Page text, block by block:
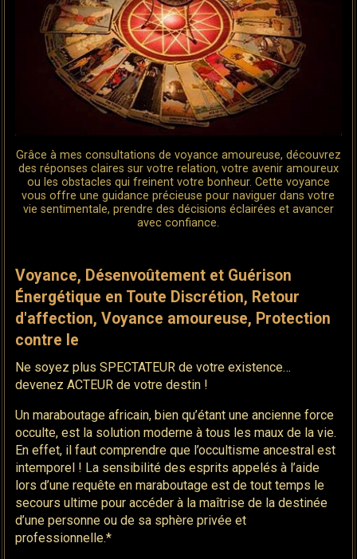
Grâce à mes consultations de voyance amoureuse, découvrez
des réponses claires sur votre relation, votre avenir amoureux
ou les obstacles qui freinent votre bonheur. Cette voyance
vous offre une guidance précieuse pour naviguer dans votre
vie sentimentale, prendre des décisions éclairées et avancer
avec confiance.
Voyance, Désenvoûtement et Guérison
Énergétique en Toute Discrétion, Retour
d'affection, Voyance amoureuse, Protection
contre le
Ne soyez plus SPECTATEUR de votre existence…
devenez ACTEUR de votre destin !
Un maraboutage africain, bien qu’étant une ancienne force
occulte, est la solution moderne à tous les maux de la vie.
En effet, il faut comprendre que l’occultisme ancestral est
intemporel ! La sensibilité des esprits appelés à l’aide
lors d’une requête en maraboutage est de tout temps le
secours ultime pour accéder à la maîtrise de la destinée
d’une personne ou de sa sphère privée et
professionnelle.*